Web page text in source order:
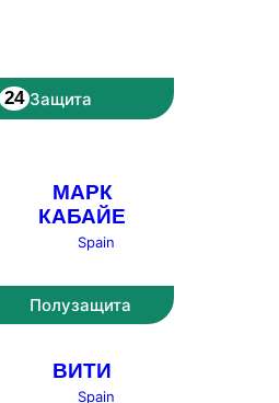
24 Защита
МАРК
КАБАЙЕ
Spain
Полузащита
ВИТИ
Spain